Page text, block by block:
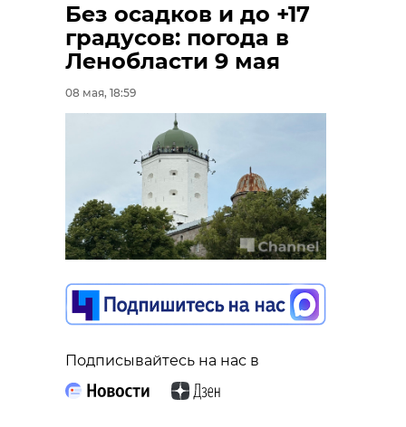
Без осадков и до +17
градусов: погода в
Ленобласти 9 мая
08 мая, 18:59
Подписывайтесь на нас в